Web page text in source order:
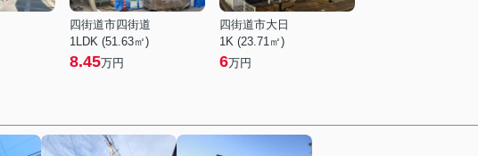
四街道市四街道
1LDK (51.63㎡)
8.45万円
四街道市大日
1K (23.71㎡)
6万円